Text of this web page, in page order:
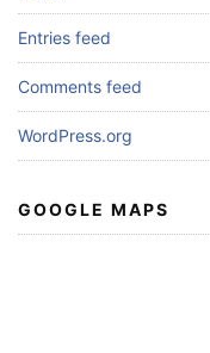
Entries feed
Comments feed
WordPress.org
GOOGLE MAPS